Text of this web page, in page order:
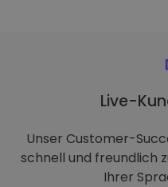
Live-
Unser Customer-
schnell und freundlich
Ihrer